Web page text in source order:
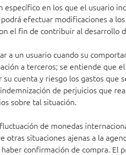
en los que el usuario
efectuar modificaciones a
el fin de contribuir al desarrollo
a un usuario cuando su
a terceros; se entiende que
cuenta y riesgo los gastos que
de perjuicios que
sobre tal situación.
de monedas
situaciones ajenas a la
confirmación de compra. El